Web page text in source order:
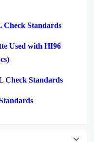
Check Standards
Used with HI96
Check Standards